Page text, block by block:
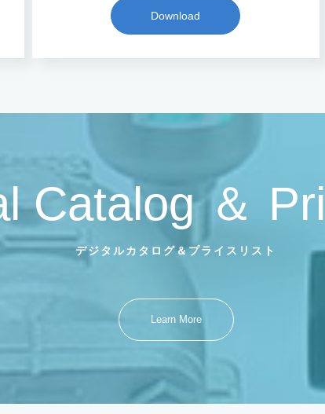
Download
Catalog ＆
デジタルカタログ＆プライスリスト
Learn More